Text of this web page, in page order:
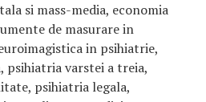
si mass-media, economia
de masurare in
in psihiatrie,
psihiatria varstei a treia,
psihiatria legala,